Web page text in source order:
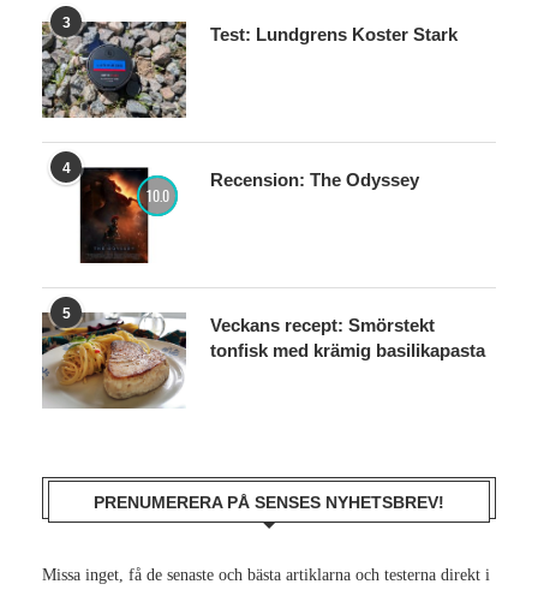
3
Test: Lundgrens Koster Stark
4
10.0
Recension: The Odyssey
5
Veckans recept: Smörstekt
tonfisk med krämig basilikapasta
PRENUMERERA PÅ SENSES NYHETSBREV!
Missa inget, få de senaste och bästa artiklarna och testerna direkt i